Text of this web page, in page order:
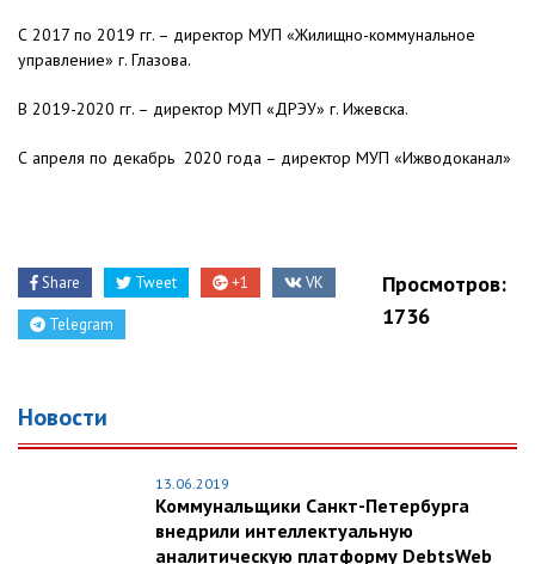
С 2017 по 2019 гг. – директор МУП «Жилищно-коммунальное
управление» г. Глазова.
В 2019-2020 гг. – директор МУП «ДРЭУ» г. Ижевска.
С апреля по декабрь 2020 года – директор МУП «Ижводоканал»
Share Tweet +1 VK
Telegram
Просмотров:
1736
Новости
13.06.2019
Коммунальщики Санкт-Петербурга
внедрили интеллектуальную
аналитическую платформу DebtsWeb